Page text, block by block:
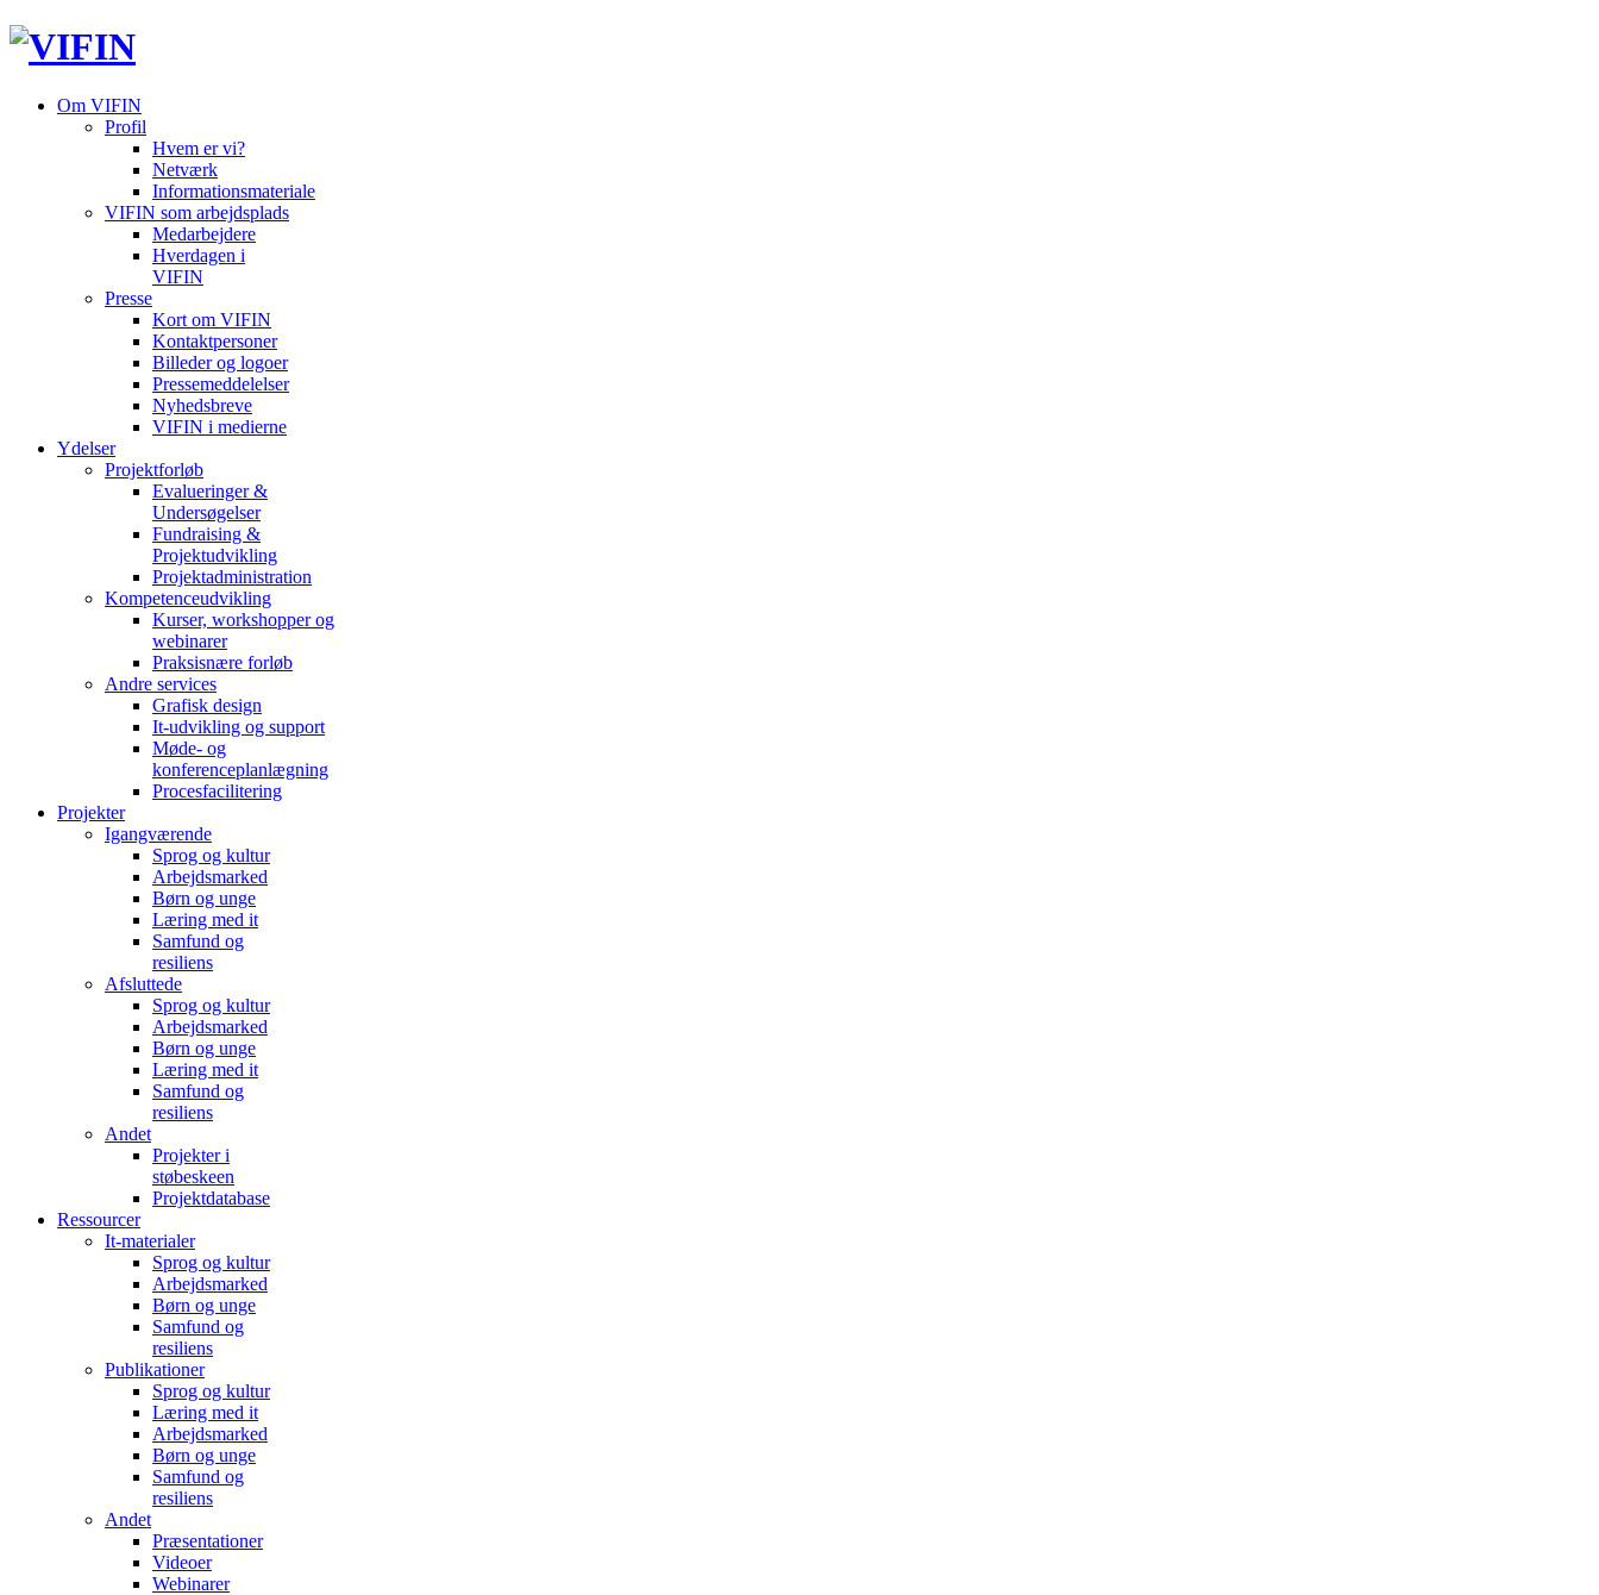
Om VIFIN
Profil
Hvem er vi?
Netværk
Informationsmateriale
VIFIN som arbejdsplads
Medarbejdere
Hverdagen i
VIFIN
Presse
Kort om VIFIN
Kontaktpersoner
Billeder og logoer
Pressemeddelelser
Nyhedsbreve
VIFIN i medierne
Ydelser
Projektforløb
Evalueringer &
Undersøgelser
Fundraising &
Projektudvikling
Projektadministration
Kompetenceudvikling
Kurser, workshopper og
webinarer
Praksisnære forløb
Andre services
Grafisk design
It-udvikling og support
Møde- og
konferenceplanlægning
Procesfacilitering
Projekter
Igangværende
Sprog og kultur
Arbejdsmarked
Børn og unge
Læring med it
Samfund og
resiliens
Afsluttede
Sprog og kultur
Arbejdsmarked
Børn og unge
Læring med it
Samfund og
resiliens
Andet
Projekter i
støbeskeen
Projektdatabase
Ressourcer
It-materialer
Sprog og kultur
Arbejdsmarked
Børn og unge
Samfund og
resiliens
Publikationer
Sprog og kultur
Læring med it
Arbejdsmarked
Børn og unge
Samfund og
resiliens
Andet
Præsentationer
Videoer
Webinarer